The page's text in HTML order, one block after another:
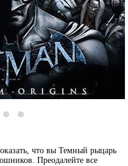
что вы Темный рыцарь
Преодалейте все